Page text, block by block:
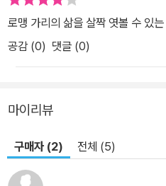
로맹 가리의 삶을 살짝 엿볼 수 있
공감 (0) 댓글 (0)
마이리뷰
구매자 (2) 전체 (5)